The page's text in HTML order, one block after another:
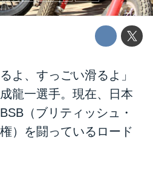
よ、すっごい滑るよ」
龍一選手。現在、日本
（ブリティッシュ・
）を闘っているロード